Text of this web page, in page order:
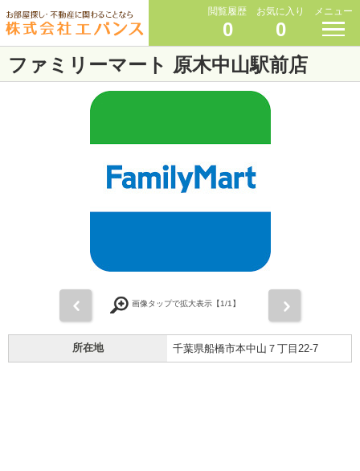
閲覧履歴
0
お気に入り
0
メニュー
ファミリーマート 原木中山駅前店
画像タップで拡大表示【1/1】
所在地 千葉県船橋市本中山７丁目22-7